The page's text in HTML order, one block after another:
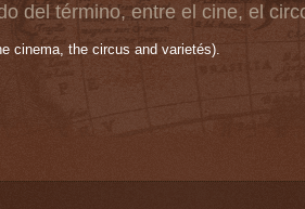
del término, entre el cine, el
cinema, the circus and varietés).